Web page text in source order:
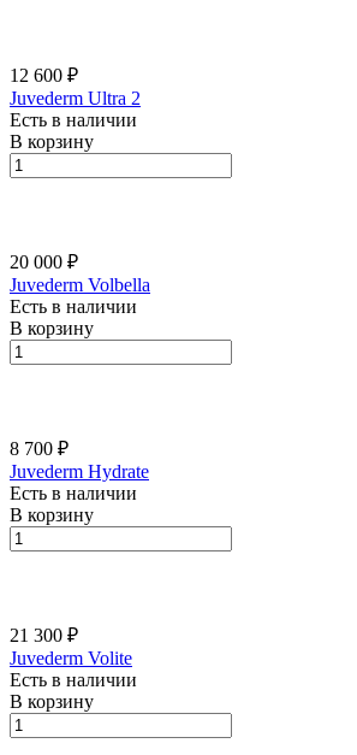
12 600 ₽
Juvederm Ultra 2
Есть в наличии
В корзину
20 000 ₽
Juvederm Volbella
Есть в наличии
В корзину
8 700 ₽
Juvederm Hydrate
Есть в наличии
В корзину
21 300 ₽
Juvederm Volite
Есть в наличии
В корзину